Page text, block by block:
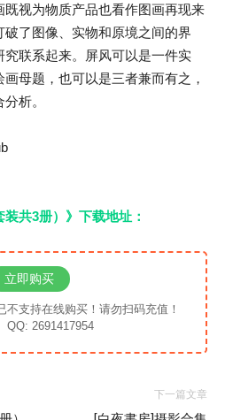
视为物质产品也看作图画再现来
了图像、实物和原境之间的界
联系起来。屏风可以是一件实
母题，也可以是三者兼而有之，
析。
装共3册）》下载地址：
立即购买
支持在线购买！请勿扫码充值！
QQ: 2691417954
下一篇文章